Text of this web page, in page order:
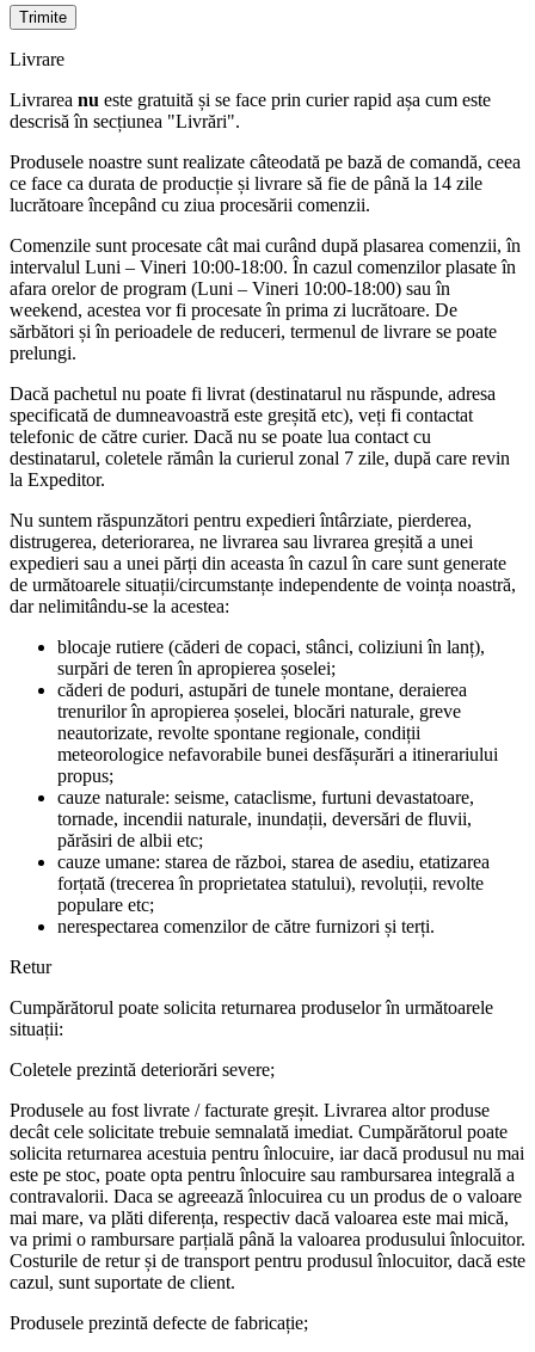
Livrare
Livrarea nu este gratuită și se face prin curier rapid așa cum este
descrisă în secțiunea "Livrări".
Produsele noastre sunt realizate câteodată pe bază de comandă, ceea
ce face ca durata de producție și livrare să fie de până la 14 zile
lucrătoare începând cu ziua procesării comenzii.
Comenzile sunt procesate cât mai curând după plasarea comenzii, în
intervalul Luni – Vineri 10:00-18:00. În cazul comenzilor plasate în
afara orelor de program (Luni – Vineri 10:00-18:00) sau în
weekend, acestea vor fi procesate în prima zi lucrătoare. De
sărbători și în perioadele de reduceri, termenul de livrare se poate
prelungi.
Dacă pachetul nu poate fi livrat (destinatarul nu răspunde, adresa
specificată de dumneavoastră este greșită etc), veți fi contactat
telefonic de către curier. Dacă nu se poate lua contact cu
destinatarul, coletele rămân la curierul zonal 7 zile, după care revin
la Expeditor.
Nu suntem răspunzători pentru expedieri întârziate, pierderea,
distrugerea, deteriorarea, ne livrarea sau livrarea greșită a unei
expedieri sau a unei părți din aceasta în cazul în care sunt generate
de următoarele situații/circumstanțe independente de voința noastră,
dar nelimitându-se la acestea:
blocaje rutiere (căderi de copaci, stânci, coliziuni în lanț),
surpări de teren în apropierea șoselei;
căderi de poduri, astupări de tunele montane, deraierea
trenurilor în apropierea șoselei, blocări naturale, greve
neautorizate, revolte spontane regionale, condiții
meteorologice nefavorabile bunei desfășurări a itinerariului
propus;
cauze naturale: seisme, cataclisme, furtuni devastatoare,
tornade, incendii naturale, inundații, deversări de fluvii,
părăsiri de albii etc;
cauze umane: starea de război, starea de asediu, etatizarea
forțată (trecerea în proprietatea statului), revoluții, revolte
populare etc;
nerespectarea comenzilor de către furnizori și terți.
Retur
Cumpărătorul poate solicita returnarea produselor în următoarele
situații:
Coletele prezintă deteriorări severe;
Produsele au fost livrate / facturate greșit. Livrarea altor produse
decât cele solicitate trebuie semnalată imediat. Cumpărătorul poate
solicita returnarea acestuia pentru înlocuire, iar dacă produsul nu mai
este pe stoc, poate opta pentru înlocuire sau rambursarea integrală a
contravalorii. Daca se agreează înlocuirea cu un produs de o valoare
mai mare, va plăti diferența, respectiv dacă valoarea este mai mică,
va primi o rambursare parțială până la valoarea produsului înlocuitor.
Costurile de retur și de transport pentru produsul înlocuitor, dacă este
cazul, sunt suportate de client.
Produsele prezintă defecte de fabricație;